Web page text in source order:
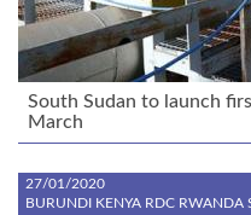
South Sudan to launch
March
27/01/2020
BURUNDI KENYA RDC